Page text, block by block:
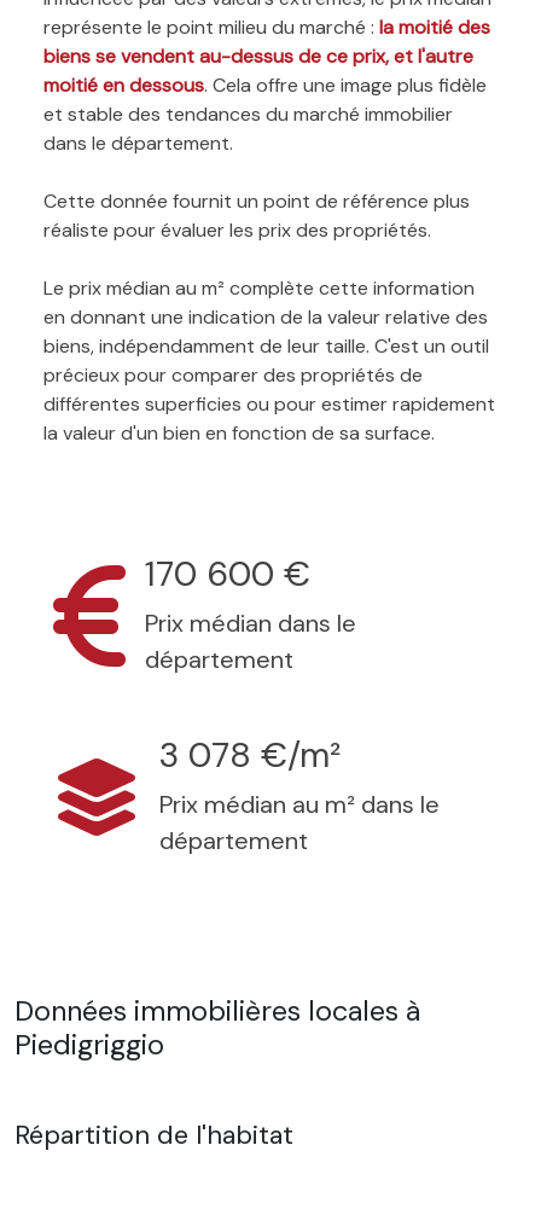
représente le point milieu du marché : la moitié des
biens se vendent au-dessus de ce prix, et l'autre
moitié en dessous. Cela offre une image plus fidèle
et stable des tendances du marché immobilier
dans le département.
Cette donnée fournit un point de référence plus
réaliste pour évaluer les prix des propriétés.
Le prix médian au m² complète cette information
en donnant une indication de la valeur relative des
biens, indépendamment de leur taille. C'est un outil
précieux pour comparer des propriétés de
différentes superficies ou pour estimer rapidement
la valeur d'un bien en fonction de sa surface.
170 600 €
Prix médian dans le
département
3 078 €/m²
Prix médian au m² dans le
département
Données immobilières locales à
Piedigriggio
Répartition de l'habitat